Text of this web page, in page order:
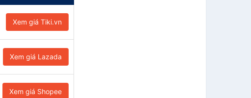
Xem giá Tiki.vn
Xem giá Lazada
Xem giá Shopee